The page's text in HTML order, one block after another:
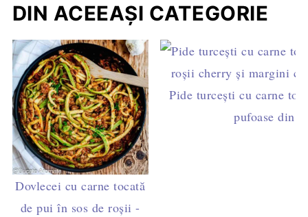
DIN ACEEAȘI CATEGORIE
Dovlecei cu carne tocată
de pui în sos de roșii -
Pide turcești cu carne
pufoase din